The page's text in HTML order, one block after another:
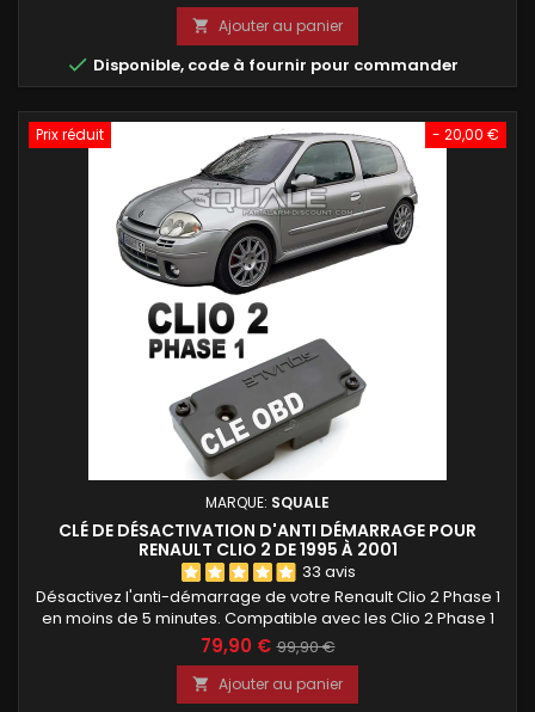
votre code clé, prête à l'emploi dès sa réception. Installation
sans modification du véhicule, en quelques secondes
seulement.
 Ajouter au panier
 Disponible, code à fournir pour commander
- 20,00 €
Prix réduit
MARQUE: SQUALE
CLÉ DE DÉSACTIVATION D'ANTI DÉMARRAGE POUR
RENAULT CLIO 2 DE 1995 À 2001
33 avis
Désactivez l'anti-démarrage de votre Renault Clio 2 Phase 1
en moins de 5 minutes. Compatible avec les Clio 2 Phase 1
(1998 à 2001) équipées d'une prise de décodeur comme sur
les photos. Clé de désactivation prête à l'emploi,
programmée avant expédition avec votre code PIN ou code
clé. Aucune modification du faisceau, il suffit de la brancher
79,90 € 99,90 €
 Ajouter au panier